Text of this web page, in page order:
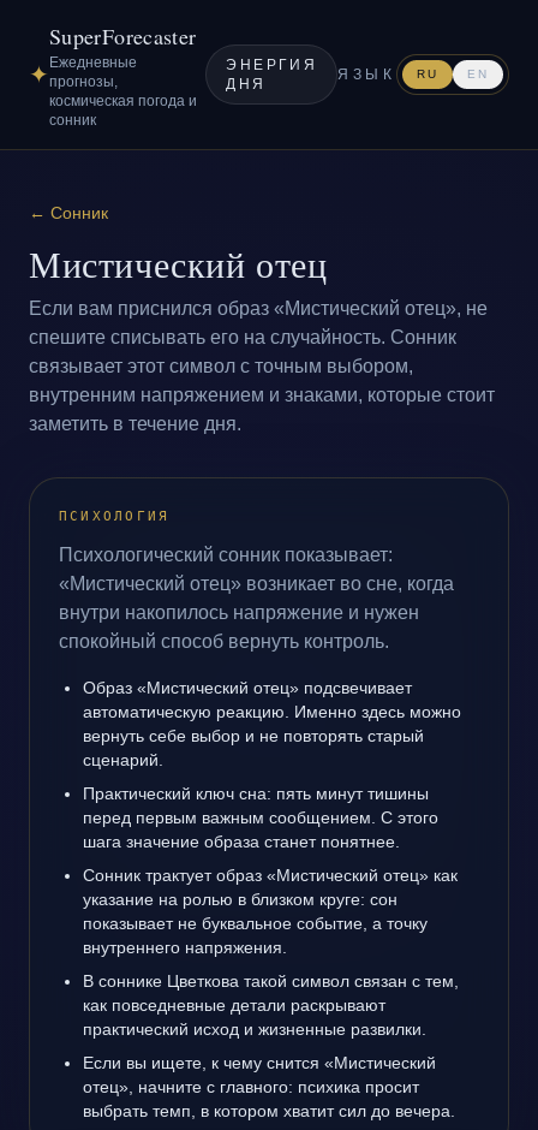
✦
SuperForecaster
Ежедневные
прогнозы,
космическая погода и
сонник
ЭНЕРГИЯ
ДНЯ
ЯЗЫК RU EN
← Сонник
Мистический отец
Если вам приснился образ «Мистический отец», не
спешите списывать его на случайность. Сонник
связывает этот символ с точным выбором,
внутренним напряжением и знаками, которые стоит
заметить в течение дня.
ПСИХОЛОГИЯ
Психологический сонник показывает:
«Мистический отец» возникает во сне, когда
внутри накопилось напряжение и нужен
спокойный способ вернуть контроль.
Образ «Мистический отец» подсвечивает
автоматическую реакцию. Именно здесь можно
вернуть себе выбор и не повторять старый
сценарий.
Практический ключ сна: пять минут тишины
перед первым важным сообщением. С этого
шага значение образа станет понятнее.
Сонник трактует образ «Мистический отец» как
указание на ролью в близком круге: сон
показывает не буквальное событие, а точку
внутреннего напряжения.
В соннике Цветкова такой символ связан с тем,
как повседневные детали раскрывают
практический исход и жизненные развилки.
Если вы ищете, к чему снится «Мистический
отец», начните с главного: психика просит
выбрать темп, в котором хватит сил до вечера.